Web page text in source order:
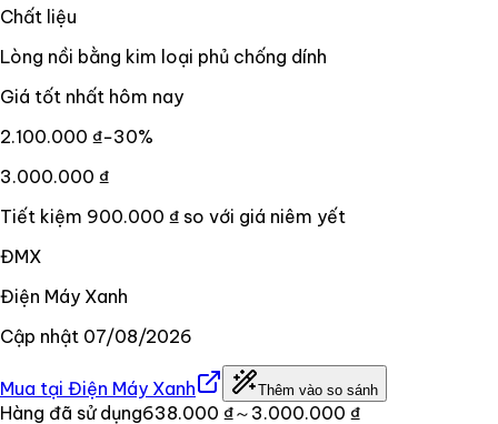
Chất liệu
Lòng nồi bằng kim loại phủ chống dính
Giá tốt nhất hôm nay
2.100.000 ₫−30%
3.000.000 ₫
Tiết kiệm 900.000 ₫ so với giá niêm yết
ĐMX
Điện Máy Xanh
Cập nhật 07/08/2026
Mua tại Điện Máy Xanh Thêm vào so sánh
Hàng đã sử dụng638.000 ₫～3.000.000 ₫